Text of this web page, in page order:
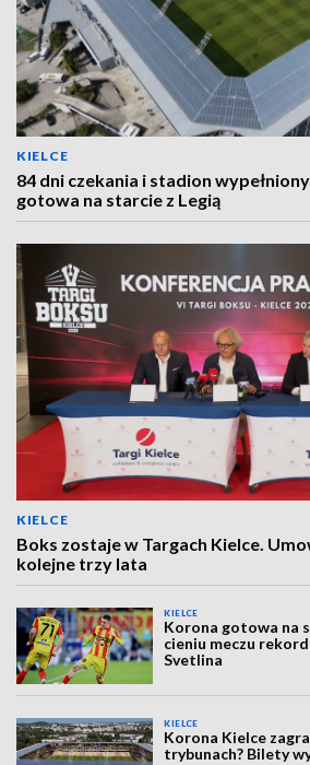
KIELCE
84 dni czekania i stadion
gotowa na starcie z Legią
KIELCE
Boks zostaje w Targach Kielce.
kolejne trzy lata
KIELCE
Korona gotowa na
cieniu meczu
Svetlina
KIELCE
Korona Kielce zagra
trybunach? Bilety